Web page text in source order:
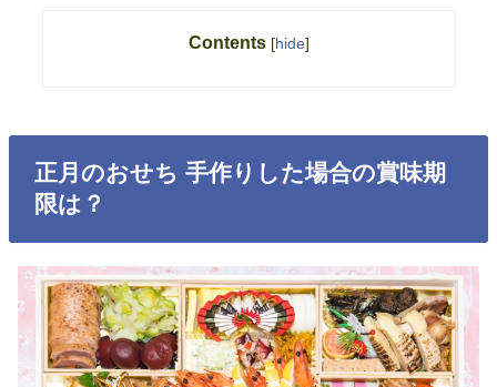
Contents [hide]
正月のおせち 手作りした場合の賞味期
限は？